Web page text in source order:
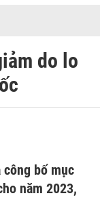
do lo
công bố mục
năm 2023,